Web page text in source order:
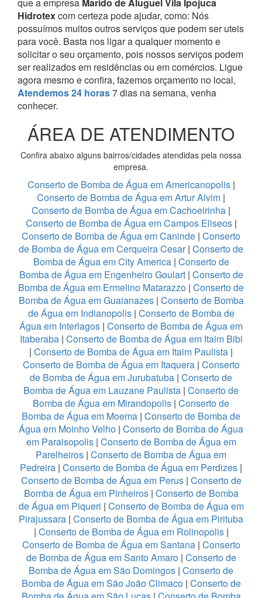
que a empresa Marido de Aluguel Vila Ipojuca
Hidrotexcom certeza pode ajudar, como: Nós
possuímos muitos outros serviços que podem ser uteis
para você. Basta nos ligar a qualquer momento e
solicitar o seu orçamento, pois nossos serviços podem
ser realizados em residências ou em comércios. Ligue
agora mesmo e confira, fazemos orçamento no local,
Atendemos 24 horas7 dias na semana, venha
conhecer.
ÁREA DE ATENDIMENTO
Confira abaixo alguns bairros/cidades atendidas pela nossa
empresa.
Conserto de Bomba de Água em Americanopolis |
Conserto de Bomba de Água em Artur Alvim |
Conserto de Bomba de Água em Cachoeirinha |
Conserto de Bomba de Água em Campos Eliseos |
Conserto de Bomba de Água em Caninde | Conserto
de Bomba de Água em Cerqueira Cesar| Conserto de
Bomba de Água em City America | Conserto de
Bomba de Água em Engenheiro Goulart | Conserto de
Bomba de Água em Ermelino Matarazzo | Conserto de
Bomba de Água em Guaianazes| Conserto de Bomba
de Água em Indianopolis| Conserto de Bomba de
Água em Interlagos | Conserto de Bomba de Água em
Itaberaba| Conserto de Bomba de Água em Itaim Bibi
| Conserto de Bomba de Água em Itaim Paulista |
Conserto de Bomba de Água em Itaquera| Conserto
de Bomba de Água em Jurubatuba | Conserto de
Bomba de Água em Lauzane Paulista | Conserto de
Bomba de Água em Mirandopolis | Conserto de
Bomba de Água em Moema | Conserto de Bomba de
Água em Moinho Velho | Conserto de Bomba de Água
em Paraisopolis| Conserto de Bomba de Água em
Parelheiros | Conserto de Bomba de Água em
Pedreira | Conserto de Bomba de Água em Perdizes |
Conserto de Bomba de Água em Perus| Conserto de
Bomba de Água em Pinheiros| Conserto de Bomba
de Água em Piqueri | Conserto de Bomba de Água em
Pirajussara | Conserto de Bomba de Água em Pirituba
| Conserto de Bomba de Água em Rolinopolis|
Conserto de Bomba de Água em Santana| Conserto
de Bomba de Água em Santo Amaro| Conserto de
Bomba de Água em São Domingos | Conserto de
Bomba de Água em São João Climaco| Conserto de